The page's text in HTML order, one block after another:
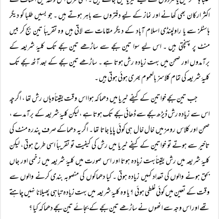
اکثر ارکان بھی کھانے اور نماز کے لیے دفتروں سے باہر ہوتے ہیں ۔ جو بسیں طلبا کو دیگر
ہاسٹلز سے یا راولپنڈی اسلام آباد کے دیگر مقامات سے لاتی ہیں وہ تقریباً تین بج کر بیس
منٹ پر پہنچتی ہیں ۔ اس لیے سوا تین بجے سے ساڑھے تین بجے تک کلیۂ شریعہ کے
برآمدوں اور صحن میں بہت زیادہ رش ہوتا ہے ۔ ساڑھے تین بجے کے بعد آٹھ بجے تک
کلیۂ شریعہ کی تمام کلاسز بالعموم بھری ہوئی ہوتی ہیں ۔
جب تین بجے خواتین کے کیفے ٹیریا میں دھماکہ ہوا اس وقت یقیناًوہاں رش تھا ، اگرچہ
اس سے زیادہ رش ڈیڑھ بجے سے ڈھائی بجے تک ہوتا ہے ، لیکن کلیۂ شریعہ کے برآمدے ،
صحن اور کلاس رومز میں خال خال ہی کوئی پایا جاتا تھا ۔ اگر یہ دھماکے صرف پندرہ منٹ کی
تاخیر سے ہوتے تو خواتین کے کیفے ٹیریا میں رش کی کیفیت تو تقریباً اسی طرح ہوتی، لیکن
کلیۂ شریعہ میں رش یقیناًبہت زیادہ ہوتا اور اس صورت میں کلیۂ شریعہ میں زخمی اور جاں
بحق ہونے والوں کی تعداد کہیں زیادہ ہوتی ۔ کیا دھماکوں کی منصوبہ بندی کرنے والوں سے
وقت کے تعین میں کوئی غلطی ہوئی ؟ یا وہ کلیۂ شریعہ میں بہت زیادہ تباہی پھیلانا نہیں چاہتے
تھے اور اس وجہ سے انھوں نے ساڑھے تین بجے کے بجائے تین بجے دھماکہ کیا ؟